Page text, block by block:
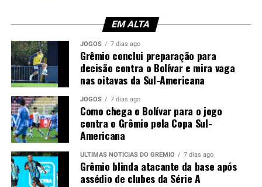
Gabriel Grando; Pávon, Gustavo Martins,
Kannemann e Pedro Gabriel; Nardoni, Dodi e
Noriega; Tetê, Amuzu e Braithwaite.Técnico: Luís
Castro.
Foto: Lucas Uebel / Grêmio
EM ALTA
JOGOS 7 dias ago
Grêmio conclui preparação para
decisão contra o Bolívar e mira vaga
nas oitavas da Sul-Americana
JOGOS 7 dias ago
Como chega o Bolívar para o jogo
contra o Grêmio pela Copa Sul-
Americana
ÚLTIMAS NOTÍCIAS DO GRÊMIO 7 dias ago
Grêmio blinda atacante da base após
assédio de clubes da Série A